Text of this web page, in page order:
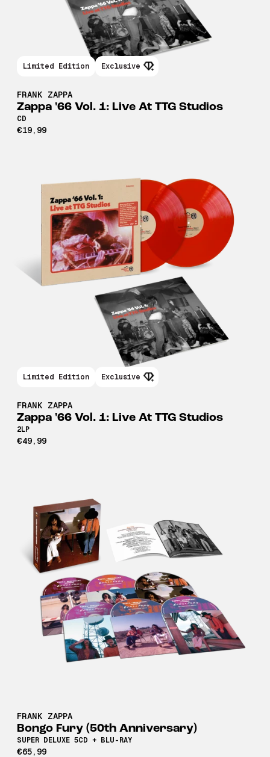
Limited Edition Exclusive
FRANK ZAPPA
Zappa '66 Vol. 1: Live At TTG Studios
CD
€19,99
Limited Edition Exclusive
FRANK ZAPPA
Zappa '66 Vol. 1: Live At TTG Studios
2LP
€49,99
FRANK ZAPPA
Bongo Fury (50th Anniversary)
SUPER DELUXE 5CD + BLU-RAY
€65,99